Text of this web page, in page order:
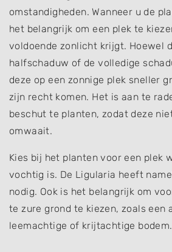
omstandigheden. Wanneer u de
het belangrijk om een plek te
voldoende zonlicht krijgt. Hoewel
halfschaduw of de volledige
deze op een zonnige plek sneller
zijn recht komen. Het is aan te
beschut te planten, zodat deze
omwaait.
Kies bij het planten voor een plek
vochtig is. De Ligularia heeft
nodig. Ook is het belangrijk om
te zure grond te kiezen, zoals een
leemachtige of krijtachtige bodem.